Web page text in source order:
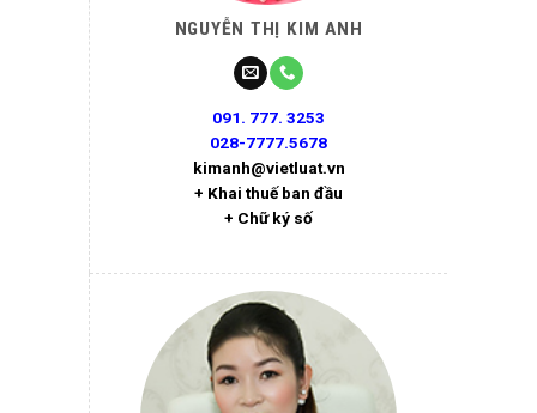
NGUYỄN THỊ KIM ANH
091. 777. 3253
028-7777.5678
kimanh@vietluat.vn
+ Khai thuế ban đầu
+ Chữ ký số